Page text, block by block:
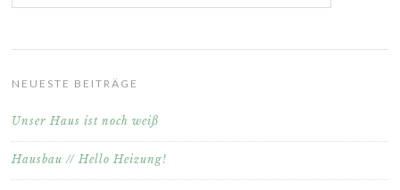
NEUESTE BEITRÄGE
Unser Haus ist noch weiß
Hausbau // Hello Heizung!